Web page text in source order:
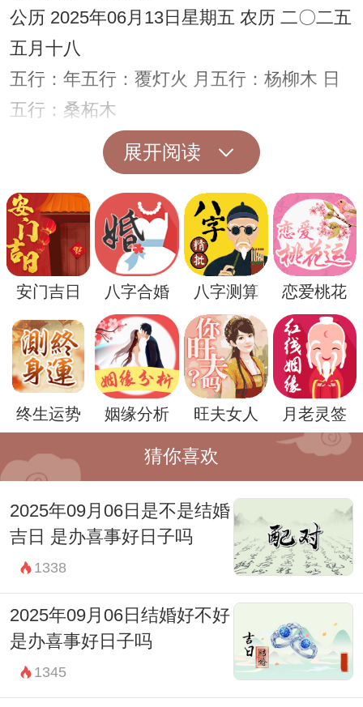
公历 2025年06月13日星期五 农历 二〇二五
五月十八
五行：年五行：覆灯火 月五行：杨柳木 日
五行：桑柘木
四柱八字：年柱：乙巳 月柱：壬午 日柱：
宜：开市 交易 立券 纳财 开池 开厕 结网 祭
祀 修造 动土 安床 放水 经络 破土
忌：嫁娶 造桥 词讼 移徙 安门 作灶 栽种
今日是结婚黄道吉日吗
黄历查询可知，此日不宜结婚。（温馨提
示：好的日子需参考您们的八字，可使用下
方【结婚吉日】服务筛选出适合结婚的上等
佳日。）
2025年06月13日结婚吉祥时辰：
23:00-00:59 子时
财神：正南
宜：赴任 出行 求财 见贵 订婚 嫁娶 入宅 开
市 安葬 求嗣
忌：祭祀 祈福 斋醮 酬神
01:00-02:59 丑时
财神：正南
宜：无
展开阅读
安门吉日 八字合婚 八字测算 恋爱桃花
终生运势 姻缘分析 旺夫女人 月老灵签
猜你喜欢
2025年09月06日是不是结婚
吉日 是办喜事好日子吗
1338
2025年09月06日结婚好不好
是办喜事好日子吗
1345